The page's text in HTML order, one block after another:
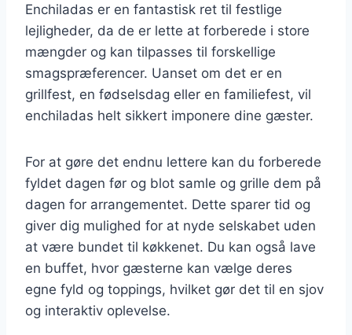
Enchiladas er en fantastisk ret til festlige
lejligheder, da de er lette at forberede i store
mængder og kan tilpasses til forskellige
smagspræferencer. Uanset om det er en
grillfest, en fødselsdag eller en familiefest, vil
enchiladas helt sikkert imponere dine gæster.
For at gøre det endnu lettere kan du forberede
fyldet dagen før og blot samle og grille dem på
dagen for arrangementet. Dette sparer tid og
giver dig mulighed for at nyde selskabet uden
at være bundet til køkkenet. Du kan også lave
en buffet, hvor gæsterne kan vælge deres
egne fyld og toppings, hvilket gør det til en sjov
og interaktiv oplevelse.